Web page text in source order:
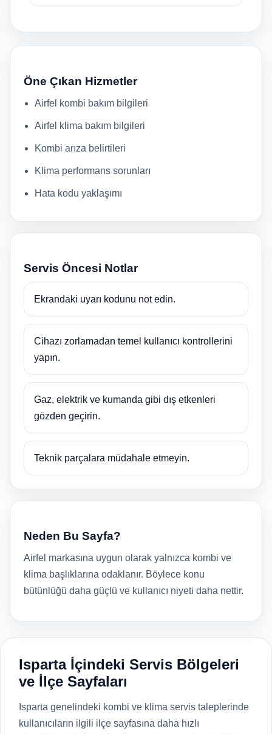
Öne Çıkan Hizmetler
Airfel kombi bakım bilgileri
Airfel klima bakım bilgileri
Kombi arıza belirtileri
Klima performans sorunları
Hata kodu yaklaşımı
Servis Öncesi Notlar
Ekrandaki uyarı kodunu not edin.
Cihazı zorlamadan temel kullanıcı kontrollerini
yapın.
Gaz, elektrik ve kumanda gibi dış etkenleri
gözden geçirin.
Teknik parçalara müdahale etmeyin.
Neden Bu Sayfa?
Airfel markasına uygun olarak yalnızca kombi ve
klima başlıklarına odaklanır. Böylece konu
bütünlüğü daha güçlü ve kullanıcı niyeti daha nettir.
Isparta İçindeki Servis Bölgeleri
ve İlçe Sayfaları
Isparta genelindeki kombi ve klima servis taleplerinde
kullanıcıların ilgili ilçe sayfasına daha hızlı